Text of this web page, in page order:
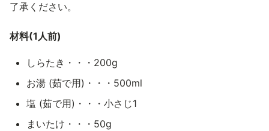
了承ください。
材料(1人前)
しらたき・・・200g
お湯 (茹で用)・・・500ml
塩 (茹で用)・・・小さじ1
まいたけ・・・50g